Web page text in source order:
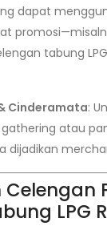
dapat
tabung
Cinderamata:
atau
dijadikan
Celengan
LPG